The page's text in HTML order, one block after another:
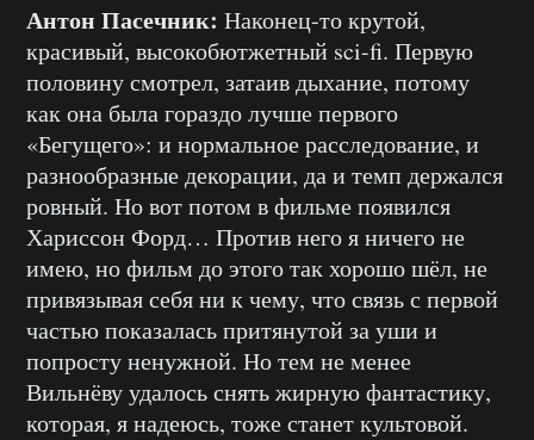
Антон Пасечник: Наконец-то крутой,
красивый, высокобютжетный sci-fi. Первую
половину смотрел, затаив дыхание, потому
как она была гораздо лучше первого
«Бегущего»: и нормальное расследование, и
разнообразные декорации, да и темп держался
ровный. Но вот потом в фильме появился
Хариссон Форд… Против него я ничего не
имею, но фильм до этого так хорошо шёл, не
привязывая себя ни к чему, что связь с первой
частью показалась притянутой за уши и
попросту ненужной. Но тем не менее
Вильнёву удалось снять жирную фантастику,
которая, я надеюсь, тоже станет культовой.